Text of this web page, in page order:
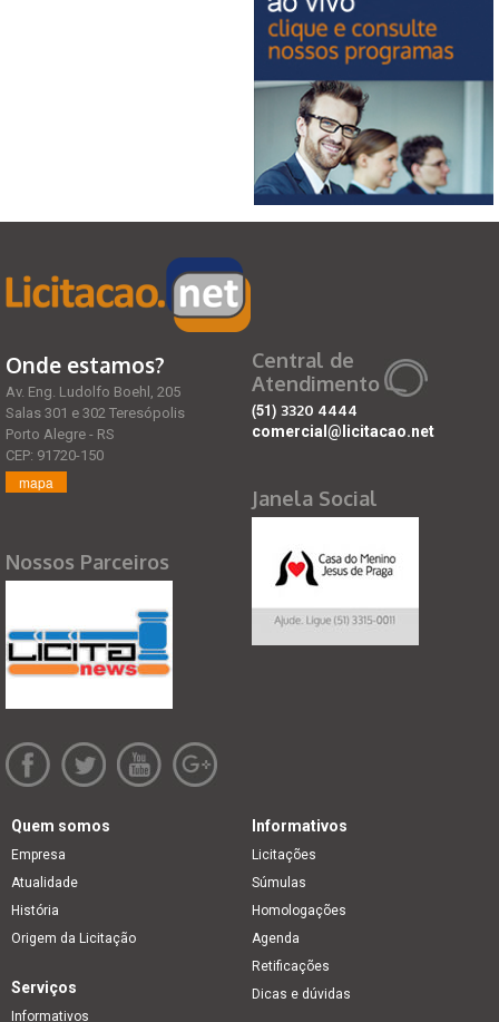
Onde estamos?
Av. Eng. Ludolfo Boehl, 205
Salas 301 e 302 Teresópolis
Porto Alegre - RS
CEP: 91720-150
mapa
Nossos Parceiros
Central de
Atendimento
(51) 3320 4444
comercial@licitacao.net
Janela Social
Quem somos
Empresa
Atualidade
História
Origem da Licitação
Informativos
Licitações
Súmulas
Homologações
Agenda
Retificações
Dicas e dúvidas
Serviços
Informativos